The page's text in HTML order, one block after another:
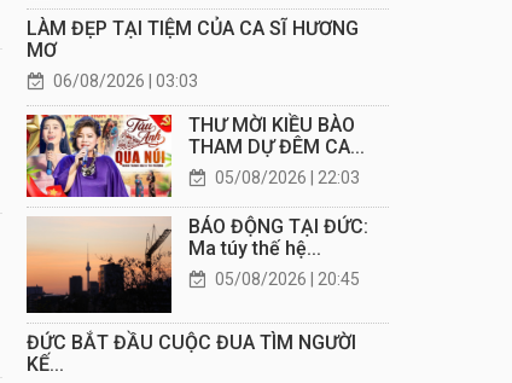
LÀM ĐẸP TẠI TIỆM CỦA CA SĨ HƯƠNG
MƠ
06/08/2026 | 03:03
THƯ MỜI KIỀU BÀO
THAM DỰ ĐÊM CA...
05/08/2026 | 22:03
BÁO ĐỘNG TẠI ĐỨC:
Ma túy thế hệ...
05/08/2026 | 20:45
ĐỨC BẮT ĐẦU CUỘC ĐUA TÌM NGƯỜI
KẾ...